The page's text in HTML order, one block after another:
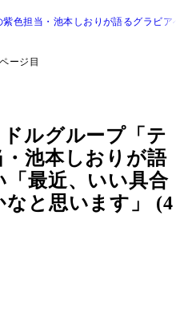
色担当・池本しおりが語るグラビ
ージ目
ドルグループ「テ
池本しおりが語
最近、いい具合
と思います」 (4